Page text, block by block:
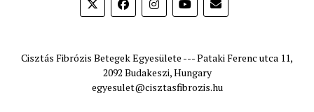
Cisztás Fibrózis Betegek Egyesülete --- Pataki Ferenc utca 11,
2092 Budakeszi, Hungary
egyesulet@cisztasfibrozis.hu